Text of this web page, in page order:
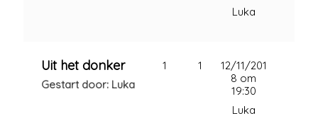
Luka
Uit het donker
Gestart door: Luka
1 1
12/11/201
8 om
19:30
Luka